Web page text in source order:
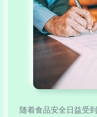
随着食品安全日益受